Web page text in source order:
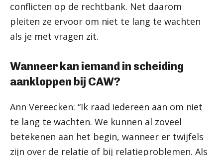
conflicten op de rechtbank. Net daarom
pleiten ze ervoor om niet te lang te wachten
als je met vragen zit.
Wanneer kan iemand in scheiding
aankloppen bij CAW?
Ann Vereecken: “Ik raad iedereen aan om niet
te lang te wachten. We kunnen al zoveel
betekenen aan het begin, wanneer er twijfels
zijn over de relatie of bij relatieproblemen. Als